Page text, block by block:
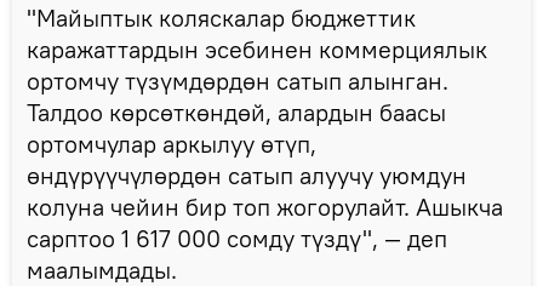
"Майыптык коляскалар бюджеттик
каражаттардын эсебинен коммерциялык
ортомчу түзүмдөрдөн сатып алынган.
Талдоо көрсөткөндөй, алардын баасы
ортомчулар аркылуу өтүп,
өндүрүүчүлөрдөн сатып алуучу уюмдун
колуна чейин бир топ жогорулайт. Ашыкча
сарптоо 1 617 000 сомду түздү", — деп
маалымдады.